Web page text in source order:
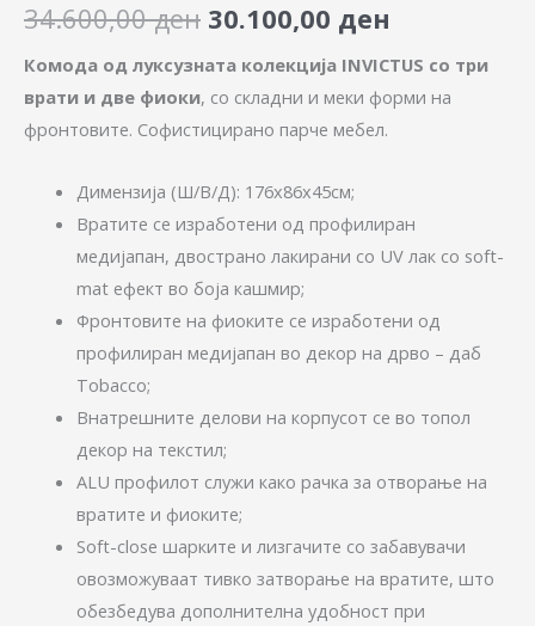
34.600,00ден 30.100,00 ден
Комода од луксузната колекција INVICTUS со три
врати и две фиоки, со складни и меки форми на
фронтовите. Софистициранo парче мебел.
Димензија (Ш/В/Д): 176x86x45см;
Вратите се изработени од профилиран
медијапан, двострано лакирани со UV лак со soft-
mat ефект во боја кашмир;
Фронтовите на фиоките се изработени од
профилиран медијапан во декор на дрво – даб
Tobacco;
Внатрешните делови на корпусот се во топол
декор на текстил;
ALU профилот служи како рачка за отворање на
вратите и фиоките;
Soft-close шарките и лизгачите со забавувачи
овозможуваат тивко затворање на вратите, што
обезбедува дополнителна удобност при